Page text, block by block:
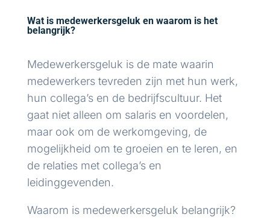
Wat is medewerkersgeluk en waarom is het
belangrijk?
Medewerkersgeluk is de mate waarin
medewerkers tevreden zijn met hun werk,
hun collega’s en de bedrijfscultuur. Het
gaat niet alleen om salaris en voordelen,
maar ook om de werkomgeving, de
mogelijkheid om te groeien en te leren, en
de relaties met collega’s en
leidinggevenden.
Waarom is medewerkersgeluk belangrijk?